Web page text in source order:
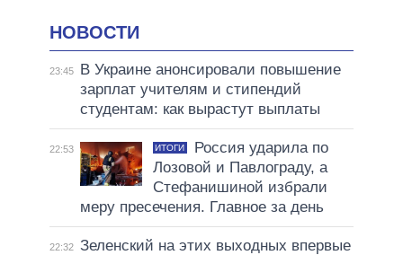
НОВОСТИ
23:45
В Украине анонсировали повышение
зарплат учителям и стипендий
студентам: как вырастут выплаты
22:53 ИТОГИ
Россия ударила по
Лозовой и Павлограду, а
Стефанишиной избрали
меру пресечения. Главное за день
22:32 Зеленский на этих выходных впервые